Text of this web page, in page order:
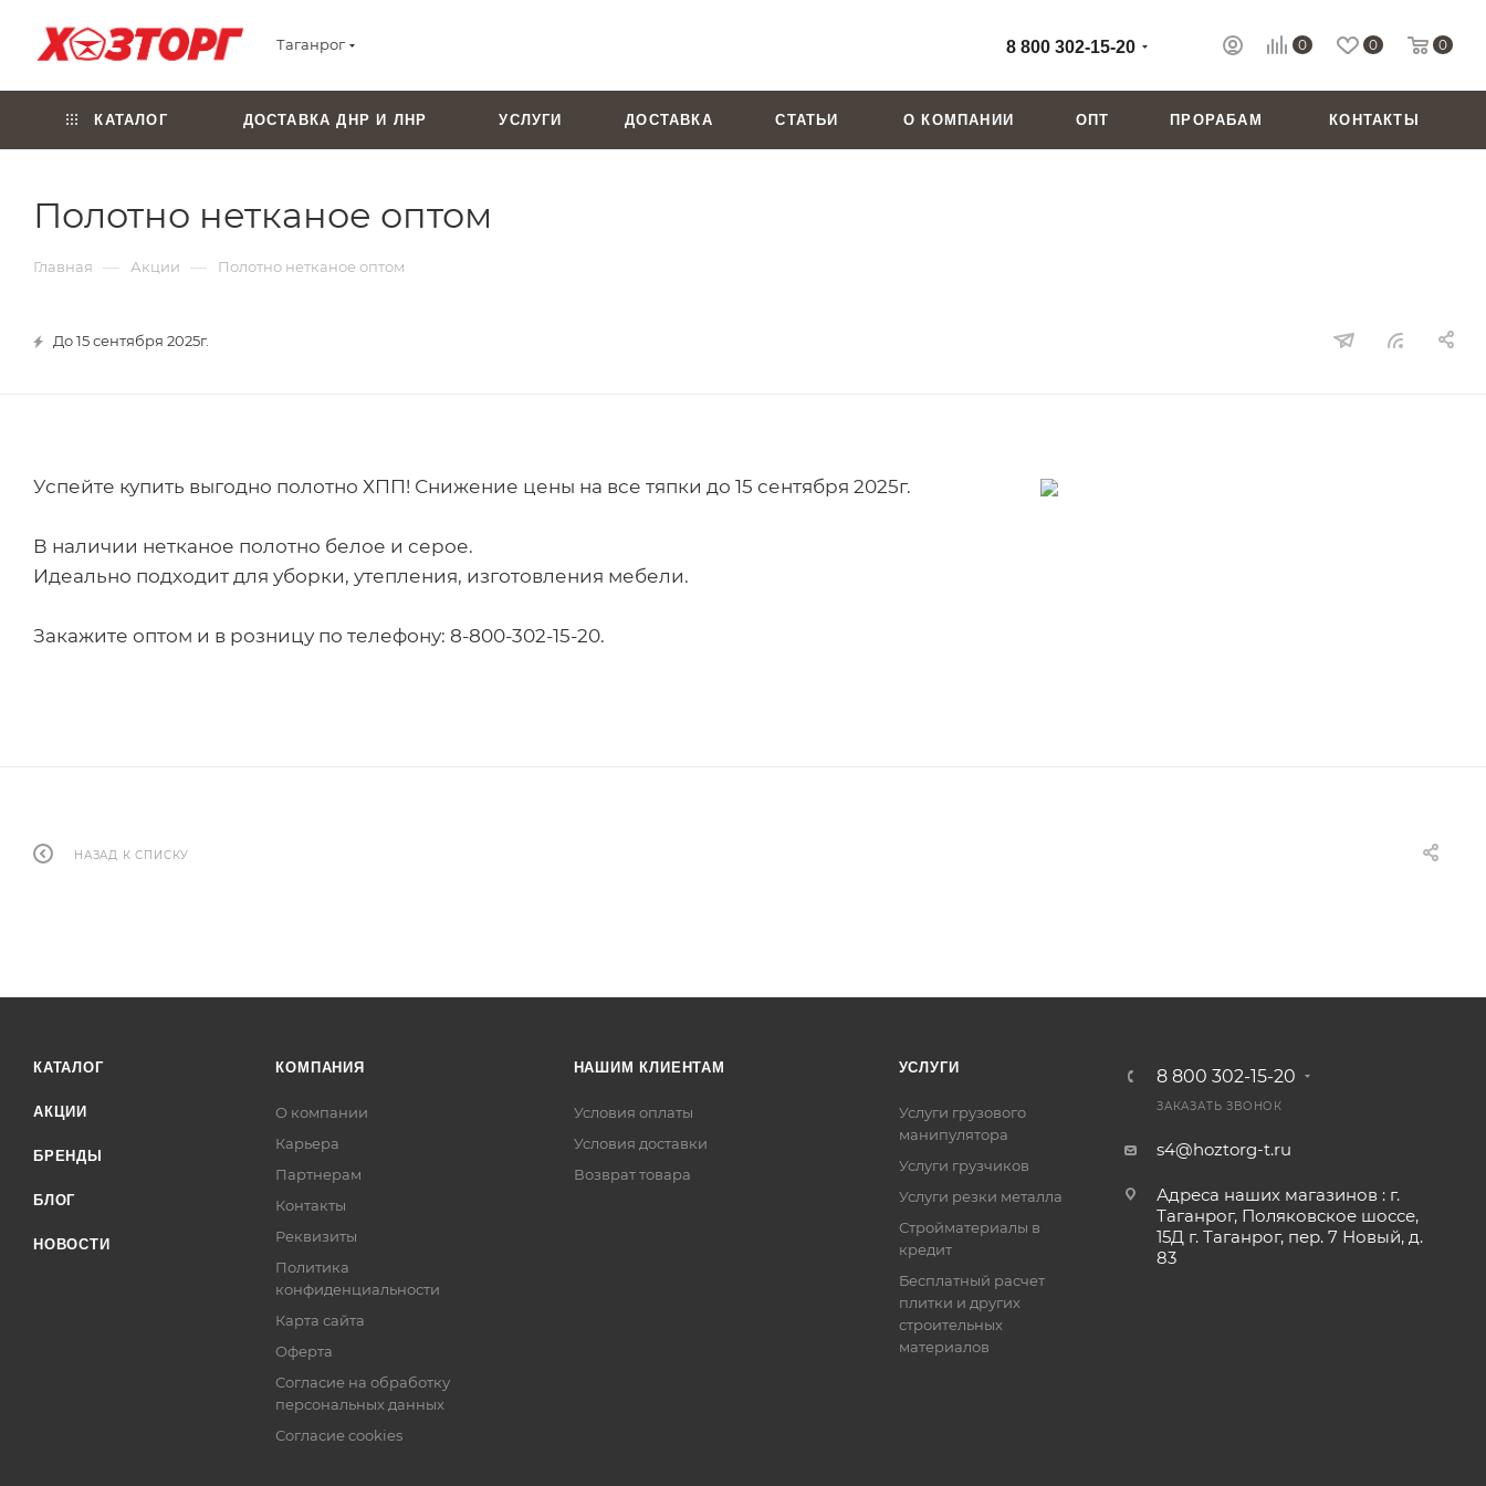
Таганрог 0 0 0
8 800 302-15-20
КАТАЛОГ ДОСТАВКА ДНР И ЛНР УСЛУГИ ДОСТАВКА СТАТЬИ О КОМПАНИИ ОПТ ПРОРАБАМ КОНТАКТЫ
Полотно нетканое оптом
Главная — Акции — Полотно нетканое оптом
До 15 сентября 2025г.
Успейте купить выгодно полотно ХПП! Снижение цены на все тяпки до 15 сентября 2025г.
В наличии нетканое полотно белое и серое.
Идеально подходит для уборки, утепления, изготовления мебели.
Закажите оптом и в розницу по телефону: 8-800-302-15-20.
НАЗАД К СПИСКУ
КАТАЛОГ
АКЦИИ
БРЕНДЫ
БЛОГ
НОВОСТИ
КОМПАНИЯ
О компании
Карьера
Партнерам
Контакты
Реквизиты
Политика
конфиденциальности
Карта сайта
Оферта
Согласие на обработку
персональных данных
Согласие cookies
НАШИМ КЛИЕНТАМ
Условия оплаты
Условия доставки
Возврат товара
УСЛУГИ
Услуги грузового
манипулятора
Услуги грузчиков
Услуги резки металла
Стройматериалы в
кредит
Бесплатный расчет
плитки и других
строительных
материалов
8 800 302-15-20
ЗАКАЗАТЬ ЗВОНОК
s4@hoztorg-t.ru
Адреса наших магазинов : г.
Таганрог, Поляковское шоссе,
15Д г. Таганрог, пер. 7 Новый, д.
83